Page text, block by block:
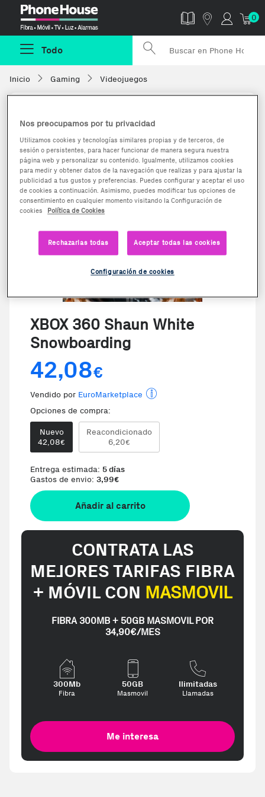
0
Todo
Inicio Gaming Videojuegos
XBOX 360 Shaun White
Snowboarding
42,08€
Vendido por EuroMarketplace
Opciones de compra:
Nuevo
42,08€
Reacondicionado
6,20€
Entrega estimada: 5 días
Gastos de envio: 3,99€
Añadir al carrito
CONTRATA LAS
MEJORES TARIFAS FIBRA
+ MÓVIL CON MASMOVIL
FIBRA 300MB + 50GB MASMOVIL POR
34,90€/MES
300Mb
Fibra
50GB
Masmovil
Ilimitadas
Llamadas
Me interesa
Nos preocupamos por tu privacidad
Utilizamos cookies y tecnologías similares propias y de terceros, de
sesión o persistentes, para hacer funcionar de manera segura nuestra
página web y personalizar su contenido. Igualmente, utilizamos cookies
para medir y obtener datos de la navegación que realizas y para ajustar la
publicidad a tus gustos y preferencias. Puedes configurar y aceptar el uso
de cookies a continuación. Asimismo, puedes modificar tus opciones de
consentimiento en cualquier momento visitando la Configuración de
cookies
Política de Cookies
Rechazarlas todas Aceptar todas las cookies
Configuración de cookies